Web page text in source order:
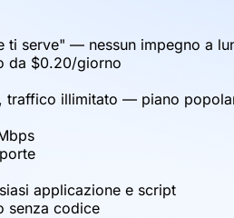
ti serve" — nessun impegno a
da $0.20/giorno
traffico illimitato — piano
applicazione e script
senza codice